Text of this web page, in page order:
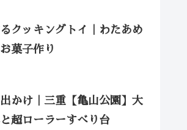
クッキングトイ｜わたあめ
菓子作り
かけ｜三重【亀山公園】大
超ローラーすべり台